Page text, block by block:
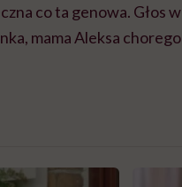
co ta genowa. Głos w
mama Aleksa chorego